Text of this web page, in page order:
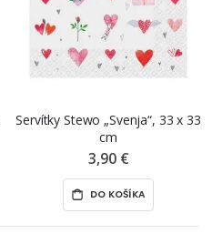
Servítky Stewo „Svenja“, 33 x 33
cm
3,90 €
DO KOŠÍKA